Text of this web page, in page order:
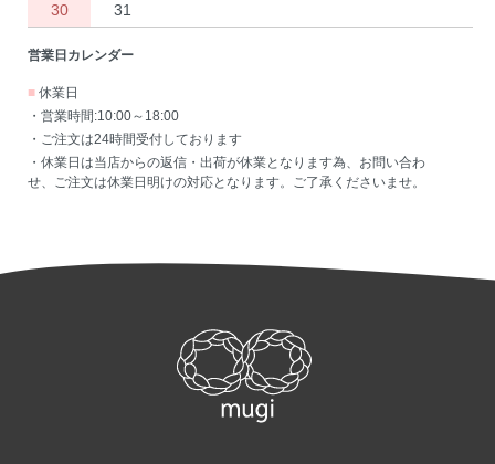
30
31
営業日カレンダー
■ 休業日
・営業時間:10:00～18:00
・ご注文は24時間受付しております
・休業日は当店からの返信・出荷が休業となります為、お問い合わ
せ、ご注文は休業日明けの対応となります。ご了承くださいませ。